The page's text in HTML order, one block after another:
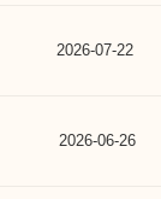
2026-07-22
2026-06-26